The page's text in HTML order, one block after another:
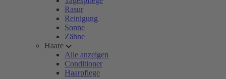
Rasur
Reinigung
Sonne
Zähne
Haare
Alle anzeigen
Conditioner
Haarpflege